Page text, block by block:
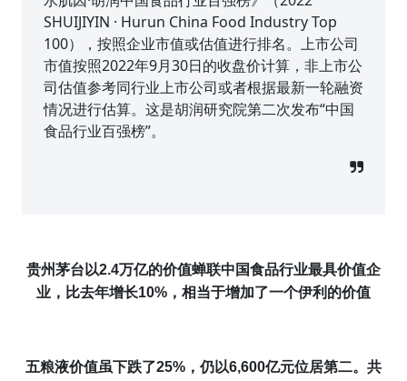
SHUIJIYIN · Hurun China Food Industry Top
100），按照企业市值或估值进行排名。上市公司
市值按照2022年9月30日的收盘价计算，非上市公
司估值参考同行业上市公司或者根据最新一轮融资
情况进行估算。这是胡润研究院第二次发布“中国
食品行业百强榜”。
贵州茅台以2.4万亿的价值蝉联中国食品行业最具价值企
业 ，比去年增长10% ，相当于增加了一个伊利的价值
五粮液价值虽下跌了25% ，仍以6,600亿元位居第二。共